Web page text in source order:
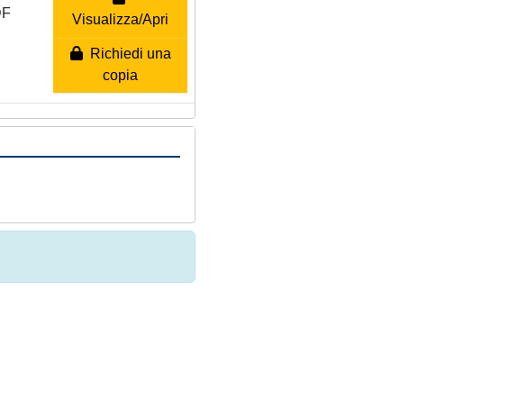
Visualizza/Apri
Richiedi una
copia